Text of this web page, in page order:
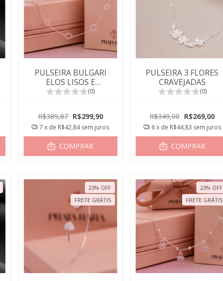
PULSEIRA BULGARI
ELOS LISOS E
CRAVEJADOS
(0)
R$389,87 R$299,90
7 x de R$42,84 sem juros
COMPRAR
PULSEIRA 3 FLORES
CRAVEJADAS
(0)
R$349,00 R$269,00
6x de R$44,83 sem juros
COMPRAR
23% OFF
FRETE GRÁTIS
23% OFF
FRETE GRÁTIS